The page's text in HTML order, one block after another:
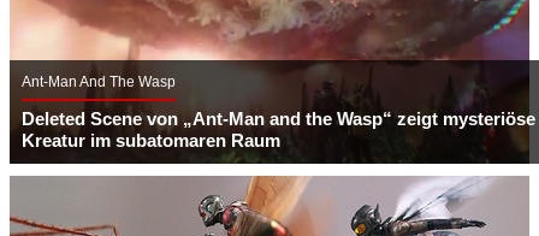
Ant-Man And The Wasp
Deleted Scene von „Ant-Man and the Wasp“ zeigt mysteriöse
Kreatur im subatomaren Raum